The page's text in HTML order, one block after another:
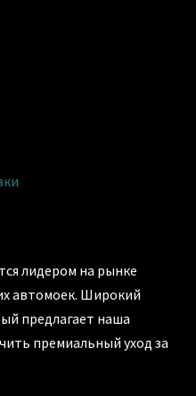
лидером на рынке
автомоек. Широкий
предлагает наша
премиальный уход за